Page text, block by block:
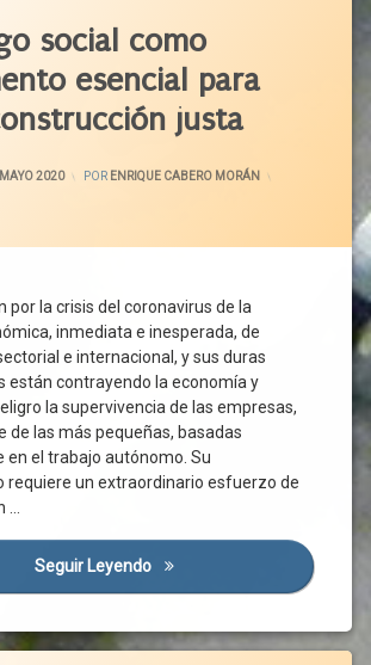
social como
esencial para
justa
2020
18 MAYO 2020
POR ENRIQUE CABERO MORÁN
por la crisis del coronavirus de la
inmediata e inesperada, de
e internacional, y sus duras
están contrayendo la economía y
la supervivencia de las empresas,
de las más pequeñas, basadas
en el trabajo autónomo. Su
un extraordinario esfuerzo de
Seguir Leyendo El Diálogo Social Como